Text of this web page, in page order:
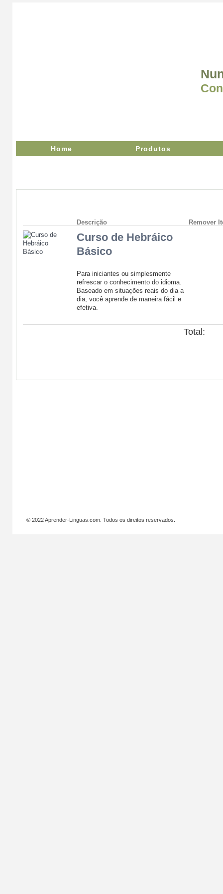
Home Produtos
Descrição Remover
Curso de Hebráico
Básico
Para iniciantes ou simplesmente
refrescar o conhecimento do idioma.
Baseado em situações reais do dia a
dia, você aprende de maneira fácil e
efetiva.
Total:
© 2022 Aprender-Linguas.com. Todos os direitos reservados.